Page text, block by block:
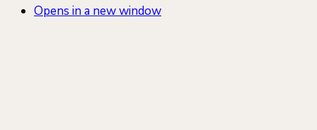
Opens in a new window